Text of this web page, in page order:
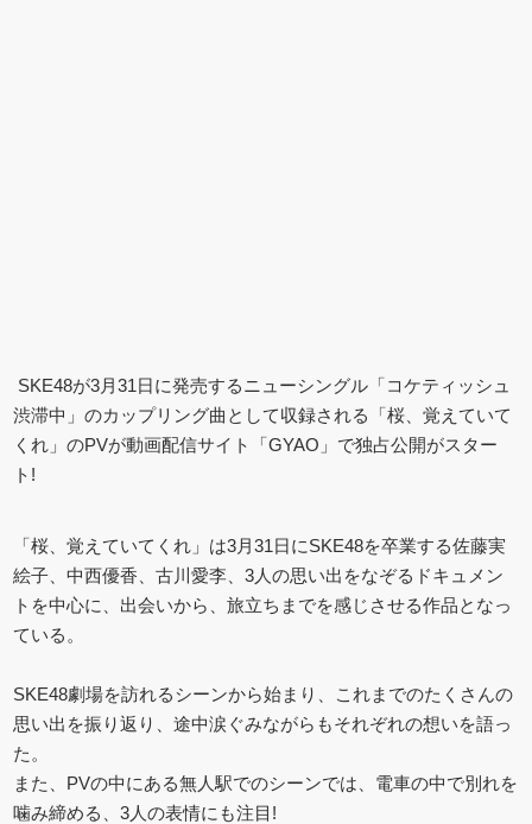
SKE48が3月31日に発売するニューシングル「コケティッシュ
渋滞中」のカップリング曲として収録される「桜、覚えていて
くれ」のPVが動画配信サイト「GYAO」で独占公開がスター
ト!
「桜、覚えていてくれ」は3月31日にSKE48を卒業する佐藤実
絵子、中西優香、古川愛李、3人の思い出をなぞるドキュメン
トを中心に、出会いから、旅立ちまでを感じさせる作品となっ
ている。
SKE48劇場を訪れるシーンから始まり、これまでのたくさんの
思い出を振り返り、途中涙ぐみながらもそれぞれの想いを語っ
た。
また、PVの中にある無人駅でのシーンでは、電車の中で別れを
噛み締める、3人の表情にも注目!